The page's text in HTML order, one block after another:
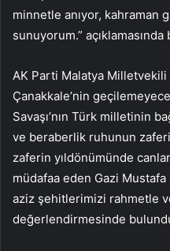
minnetle anıyor, kahraman
sunuyorum.”
AK Parti Malatya
Çanakkale’nin
Savaşı’nın Türk milletinin
ve beraberlik ruhunun
zaferin yıldönümünde
müdafaa eden Gazi Mustafa
aziz şehitlerimizi rahmetle
değerlendirmesinde